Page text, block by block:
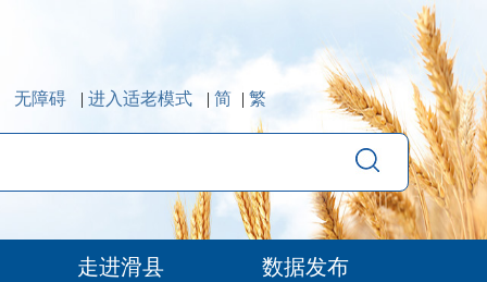
无障碍 | 进入适老模式 | 简 | 繁
走进滑县 数据发布